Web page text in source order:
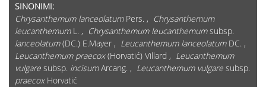
SINONIMI:
Chrysanthemum lanceolatumPers. , Chrysanthemum
leucanthemumL. , Chrysanthemum leucanthemumsubsp.
lanceolatum(DC.) E.Mayer , Leucanthemum lanceolatumDC. ,
Leucanthemum praecox(Horvatić) Villard , Leucanthemum
vulgare subsp. incisumArcang. , Leucanthemum vulgare subsp.
praecoxHorvatić